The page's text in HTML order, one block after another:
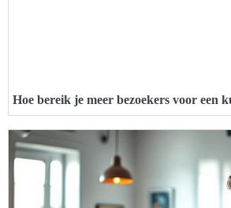
Hoe bereik je meer bezoekers voor een